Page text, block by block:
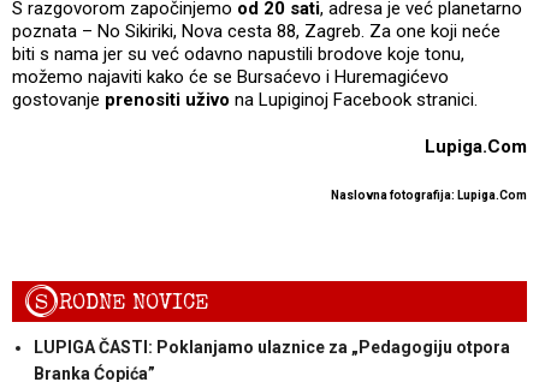
S razgovorom započinjemo od 20 sati, adresa je već planetarno
poznata – No Sikiriki, Nova cesta 88, Zagreb. Za one koji neće
biti s nama jer su već odavno napustili brodove koje tonu,
možemo najaviti kako će se Bursaćevo i Huremagićevo
gostovanje prenositi uživo na Lupiginoj Facebook stranici.
Lupiga.Com
Naslovna fotografija: Lupiga.Com
SRODNE NOVICE
LUPIGA ČASTI: Poklanjamo ulaznice za „Pedagogiju otpora
Branka Ćopića”